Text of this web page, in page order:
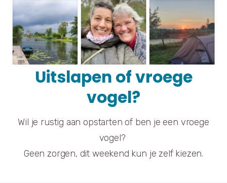
Uitslapen of vroege
vogel?
Wil je rustig aan opstarten of ben je een vroege
vogel?
Geen zorgen, dit weekend kun je zelf kiezen.